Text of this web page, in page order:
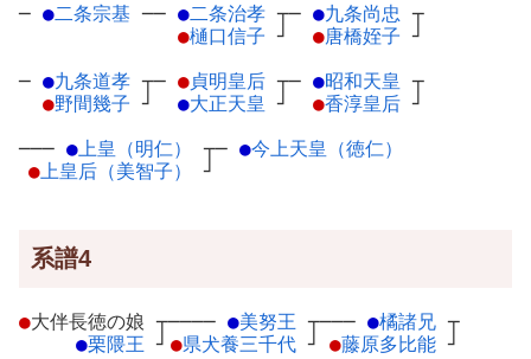
─ ●二条宗基 ── ●二条治孝 ┬
●樋口信子 ┘
─ ●九条尚忠 ┬
●唐橋姪子 ┘
─ ●九条道孝 ┬
●野間幾子 ┘
─ ●貞明皇后 ┬
●大正天皇 ┘
─ ●昭和天皇 ┬
●香淳皇后 ┘
─── ●上皇（明仁）
┬
●上皇后（美智子） ┘
─ ●今上天皇（徳仁）
系譜4
●大伴長徳の娘 ┬
●栗隈王 ┘
──── ●美努王 ┬
●県犬養三千代 ┘
─── ●橘諸兄 ┬
●藤原多比能 ┘